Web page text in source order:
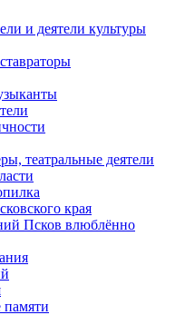
и деятели культуры
театральные деятели
края
Псков влюблённо